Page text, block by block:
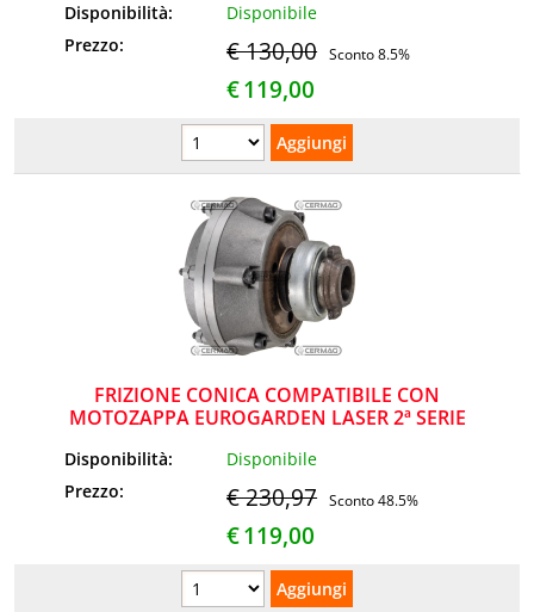
Disponibilità:
Disponibile
Prezzo:
€ 130,00 Sconto 8.5%
€119,00
FRIZIONE CONICA COMPATIBILE CON
MOTOZAPPA EUROGARDEN LASER 2ª SERIE
Disponibilità:
Disponibile
Prezzo:
€ 230,97 Sconto 48.5%
€119,00